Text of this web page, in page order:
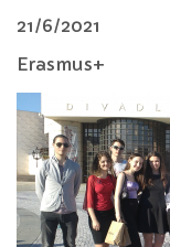
21/6/2021
Erasmus+